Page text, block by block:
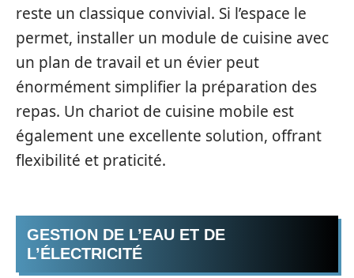
reste un classique convivial. Si l’espace le
permet, installer un module de cuisine avec
un plan de travail et un évier peut
énormément simplifier la préparation des
repas. Un chariot de cuisine mobile est
également une excellente solution, offrant
flexibilité et praticité.
GESTION DE L’EAU ET DE
L’ÉLECTRICITÉ